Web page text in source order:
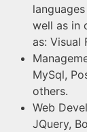
well as in
as: Visual
MySql,
others.
Web
JQuery,